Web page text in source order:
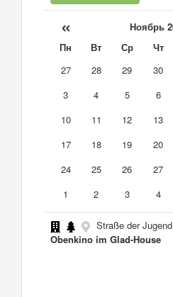
« Ноябрь
Пн Вт Ср Чт
27
28 29 30
3
4 5 6
10
11 12 13
17
18 19 20
24
25 26 27
1
2 3 4
Straße der
Obenkino im Glad-House